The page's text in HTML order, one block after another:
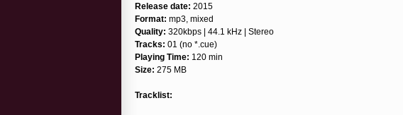
Release date: 2015
Format: mp3, mixed
Quality: 320kbps | 44.1 kHz | Stereo
Tracks: 01 (no *.cue)
Playing Time: 120 min
Size: 275 MB
Tracklist: